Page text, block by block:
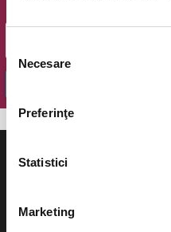
consimțământului
Necesare
Preferinţe
Statistici
Marketing
Evenimente